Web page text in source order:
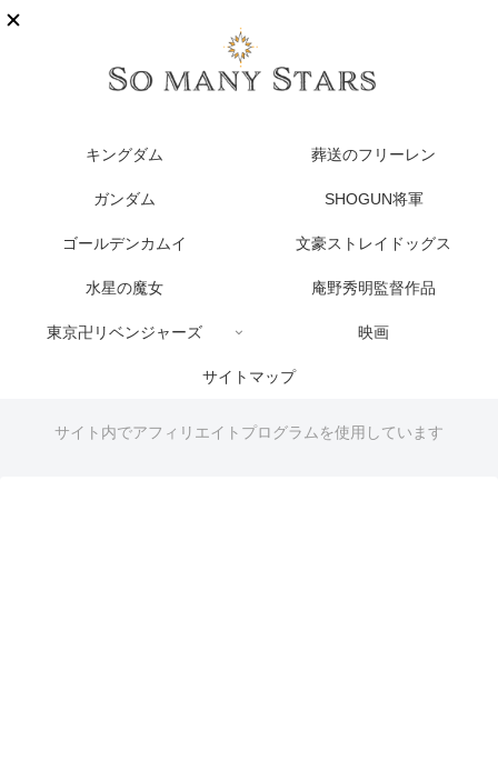
キングダム 葬送のフリーレン
ガンダム SHOGUN将軍
ゴールデンカムイ 文豪ストレイドッグス
水星の魔女 庵野秀明監督作品
東京卍リベンジャーズ 映画
サイトマップ
サイト内でアフィリエイトプログラムを使用しています